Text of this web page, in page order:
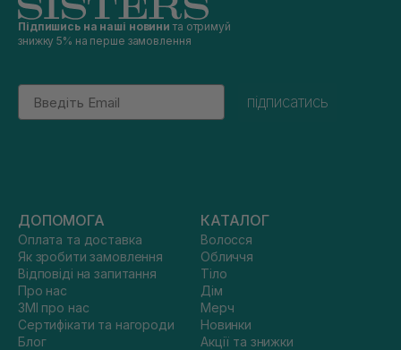
Підпишись на наші новини та отримуй
знижку 5% на перше замовлення
Email
підписатись
ДОПОМОГА
Оплата та доставка
Як зробити замовлення
Відповіді на запитання
Про нас
ЗМІ про нас
Сертифікати та нагороди
Блог
КАТАЛОГ
Волосся
Обличчя
Тіло
Дім
Мерч
Новинки
Акції та знижки